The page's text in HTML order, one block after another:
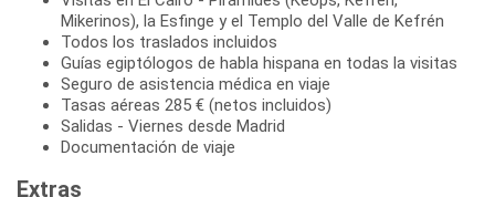
Mikerinos), la Esfinge y el Templo del Valle de Kefrén
Todos los traslados incluidos
Guías egiptólogos de habla hispana en todas la visitas
Seguro de asistencia médica en viaje
Tasas aéreas 285 € (netos incluidos)
Salidas - Viernes desde Madrid
Documentación de viaje
Extras